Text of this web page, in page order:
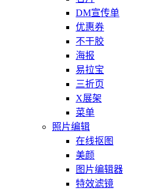
DM宣传单
优惠券
不干胶
海报
易拉宝
三折页
X展架
菜单
照片编辑
在线抠图
美颜
图片编辑器
特效滤镜